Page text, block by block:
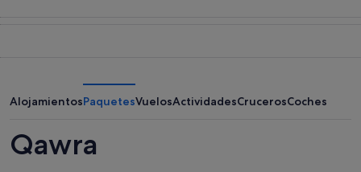
9
noche,
ago
-
próximo
de
semana,
AlojamientosPaquetesVuelosActividadesCrucerosCoches
Qawra